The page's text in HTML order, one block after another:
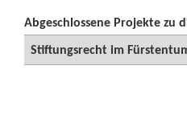
Abgeschlossene Projekte zu
Stiftungsrecht im